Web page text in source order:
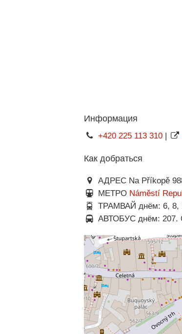
Информация
+420 225 113 310|
Как добраться
АДРЕС Na Příkopě
МЕТРО Náměstí
ТРАМВАЙ днём: 6, 8,
АВТОБУС днём: 207.